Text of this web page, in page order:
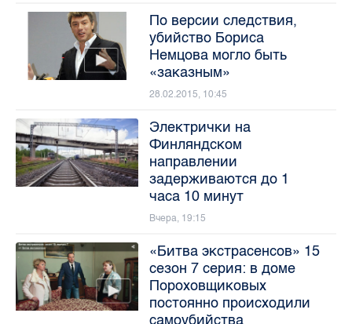
По версии следствия,
убийство Бориса
Немцова могло быть
«заказным»
28.02.2015, 10:45
Электрички на
Финляндском
направлении
задерживаются до 1
часа 10 минут
Вчера, 19:15
«Битва экстрасенсов» 15
сезон 7 серия: в доме
Пороховщиковых
постоянно происходили
самоубийства